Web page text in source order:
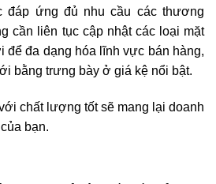
đáp ứng đủ nhu cầu các thương
cần liên tục cập nhật các loại mặt
để đa dạng hóa lĩnh vực bán hàng,
bằng trưng bày ở giá kệ nổi bật.
chất lượng tốt sẽ mang lại doanh
bạn.